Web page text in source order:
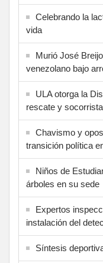
Celebrando la
vida
Murió José
venezolano bajo
ULA otorga la
rescate y
Chavismo y
transición política
Niños de
árboles en su sede
Expertos
instalación del
Síntesis